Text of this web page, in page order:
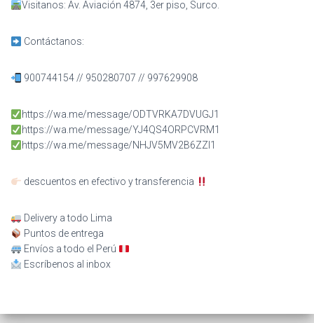
Visitanos: Av. Aviación 4874, 3er piso, Surco.
Contáctanos:
900744154 // 950280707 // 997629908
https://wa.me/message/ODTVRKA7DVUGJ1
https://wa.me/message/YJ4QS4ORPCVRM1
https://wa.me/message/NHJV5MV2B6ZZI1
descuentos en efectivo y transferencia
Delivery a todo Lima
Puntos de entrega
Envíos a todo el Perú
Escríbenos al inbox